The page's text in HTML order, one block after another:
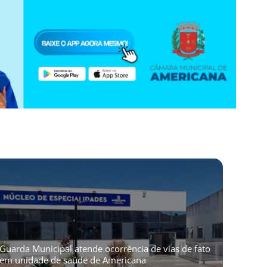
Guarda Municipal atende ocorrência de vias de fato
em unidade de saúde de Americana